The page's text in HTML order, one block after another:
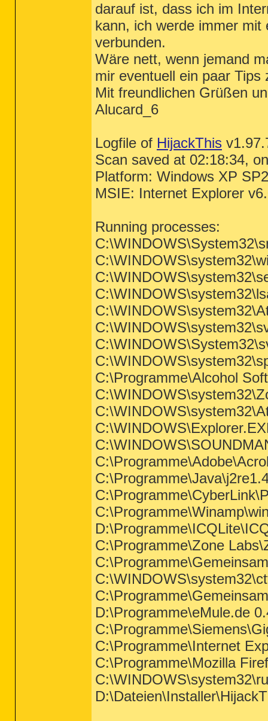
darauf ist, dass ich im
kann, ich werde immer
verbunden.
Wäre nett, wenn jemand
mir eventuell ein paar Tips
Mit freundlichen Grüßen
Alucard_6
Logfile of HijackThis
Scan saved at 02:18:34,
Platform: Windows XP
MSIE: Internet Explorer
Running processes:
C:\Programme\Alcohol
C:\Programme\Zone
D:\Programme\eMule.de
C:\Programme\Internet
C:\Programme\Mozilla